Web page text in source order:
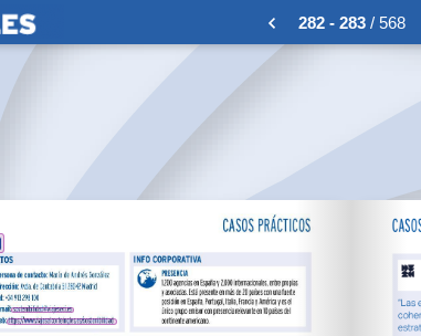
282 - 283/ 568